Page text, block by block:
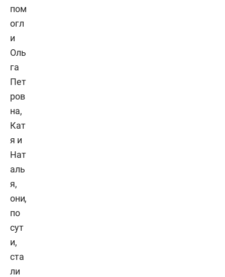
пом
огл
и
Оль
га
Пет
ров
на,
Кат
я и
Нат
аль
я,
они,
по
сут
и,
ста
ли